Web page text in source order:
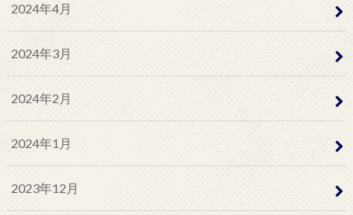
2024年4月
2024年3月
2024年2月
2024年1月
2023年12月